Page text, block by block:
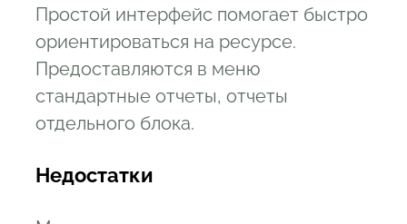
Простой интерфейс помогает быстро
ориентироваться на ресурсе.
Предоставляются в меню
стандартные отчеты, отчеты
отдельного блока.
Недостатки